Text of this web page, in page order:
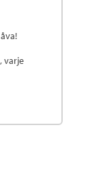
varje